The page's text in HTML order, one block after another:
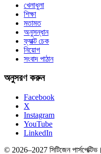
খেলাধুলা
শিক্ষা
মতামত
অনুসন্ধান
ফ্যাক্ট চেক
নিয়োগ
সংবাদ পাঠান
অনুসরণ করুন
Facebook
X
Instagram
YouTube
LinkedIn
© 2026–2027 সিটিজেন